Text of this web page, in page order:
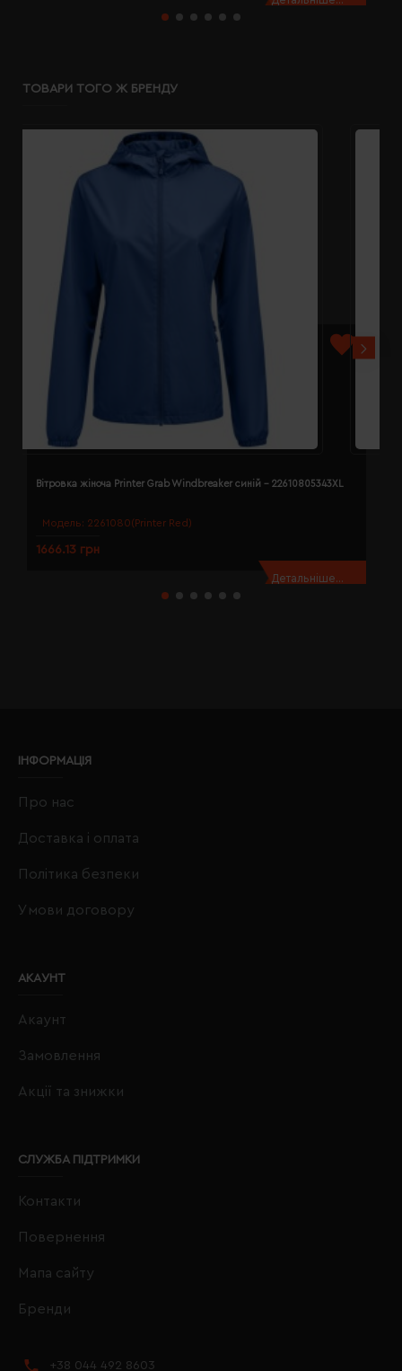
ТОВАРИ ТОГО Ж БРЕНДУ
Модель: 2261080(Printer Red)
Вітровка жіноча Printer Grab Windbreaker синій - 22610805343XL
1666.13 грн
Детальніше...
ІНФОРМАЦІЯ
Про нас
Доставка і оплата
Політика безпеки
Умови договору
АКАУНТ
Акаунт
Замовлення
Акції та знижки
СЛУЖБА ПІДТРИМКИ
Контакти
Повернення
Мапа сайту
Бренди
+38 044 492 8603